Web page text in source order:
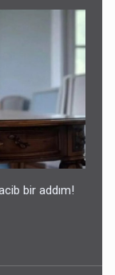
bir addım!